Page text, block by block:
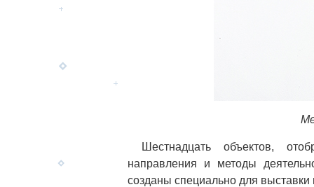
Шестнадцать объектов,
направления и методы
созданы специально для